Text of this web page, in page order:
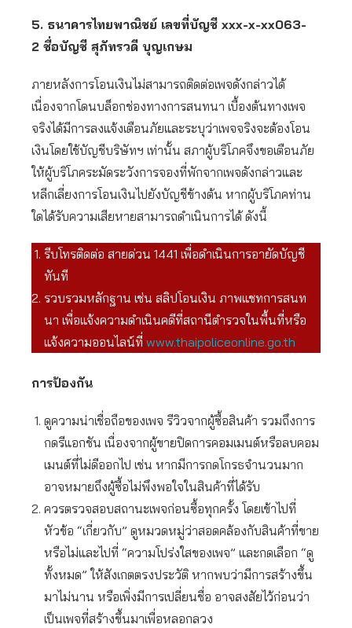
5. ธนาคารไทยพาณิชย์ เลขที่บัญชี xxx-x-xx063-
2 ชื่อบัญชี สุภัทรวดี บุญเกษม
ภายหลังการโอนเงินไม่สามารถติดต่อเพจดังกล่าวได้
เนื่องจากโดนบล็อกช่องทางการสนทนา เบื้องต้นทางเพจ
จริงได้มีการลงแจ้งเตือนภัยและระบุว่าเพจจริงจะต้องโอน
เงินโดยใช้บัญชีบริษัทฯ เท่านั้น สภาผู้บริโภคจึงขอเตือนภัย
ให้ผู้บริโภคระมัดระวังการจองที่พักจากเพจดังกล่าวและ
หลีกเลี่ยงการโอนเงินไปยังบัญชีข้างต้น หากผู้บริโภคท่าน
ใดได้รับความเสียหายสามารถดำเนินการได้ ดังนี้
รีบโทรติดต่อ สายด่วน 1441 เพื่อดำเนินการอายัดบัญชี
ทันที
รวบรวมหลักฐาน เช่น สลิปโอนเงิน ภาพแชทการสนท
นา เพื่อแจ้งความดำเนินคดีที่สถานีตำรวจในพื้นที่หรือ
แจ้งความออนไลน์ที่ www.thaipoliceonline.go.th
การป้องกัน
ดูความน่าเชื่อถือของเพจ รีวิวจากผู้ซื้อสินค้า รวมถึงการ
กดรีแอกชัน เนื่องจากผู้ขายปิดการคอมเมนต์หรือลบคอม
เมนต์ที่ไม่ดีออกไป เช่น หากมีการกดโกรธจำนวนมาก
อาจหมายถึงผู้ซื้อไม่พึงพอใจในสินค้าที่ได้รับ
ควรตรวจสอบสถานะเพจก่อนซื้อทุกครั้ง โดยเข้าไปที่
หัวข้อ “เกี่ยวกับ” ดูหมวดหมู่ว่าสอดคล้องกับสินค้าที่ขาย
หรือไม่และไปที่ “ความโปร่งใสของเพจ” และกดเลือก “ดู
ทั้งหมด” ให้สังเกตตรงประวัติ หากพบว่ามีการสร้างขึ้น
มาไม่นาน หรือเพิ่งมีการเปลี่ยนชื่อ อาจสงสัยไว้ก่อนว่า
เป็นเพจที่สร้างขึ้นมาเพื่อหลอกลวง